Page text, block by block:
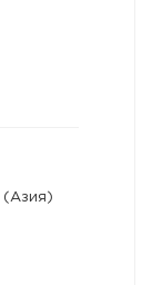
(Азия)